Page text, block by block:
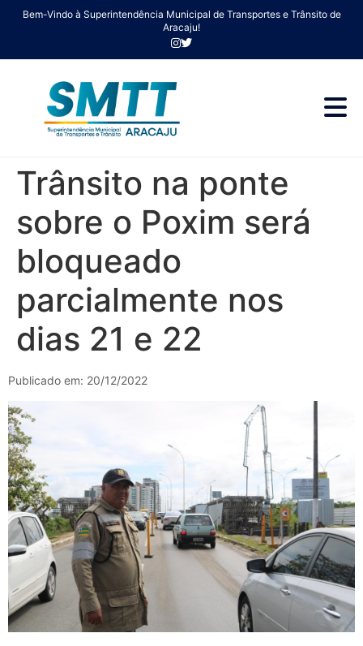
Bem-Vindo à Superintendência Municipal de Transportes e Trânsito de
Aracaju!
Trânsito na ponte
sobre o Poxim será
bloqueado
parcialmente nos
dias 21 e 22
Publicado em: 20/12/2022